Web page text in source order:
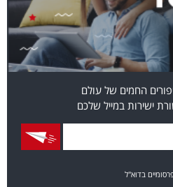
החמים של עולם
ישירות במייל שלכם
בדוא"ל